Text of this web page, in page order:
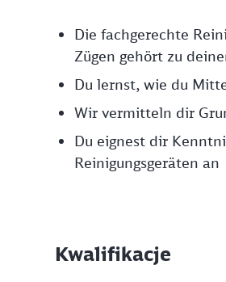
Die fachgerechte
Zügen gehört zu
Du lernst, wie du
Wir vermitteln dir
Du eignest dir
Reinigungsgeräten an
Kwalifikacje